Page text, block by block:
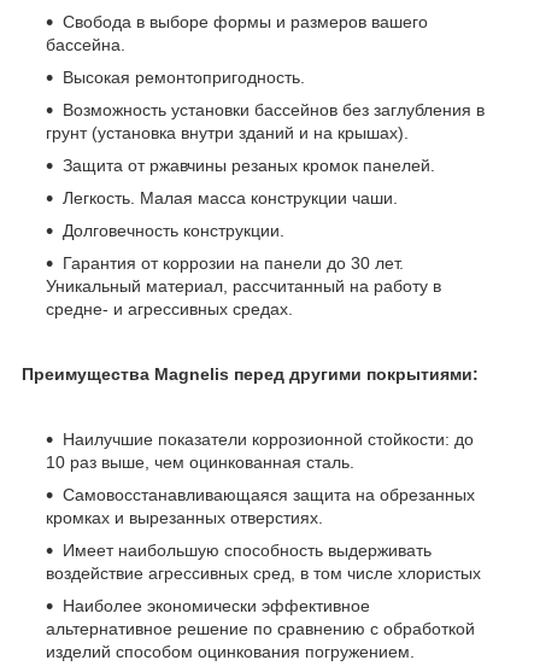
Свобода в выборе формы и размеров вашего
бассейна.
Высокая ремонтопригодность.
Возможность установки бассейнов без заглубления в
грунт (установка внутри зданий и на крышах).
Защита от ржавчины резаных кромок панелей.
Легкость. Малая масса конструкции чаши.
Долговечность конструкции.
Гарантия от коррозии на панели до 30 лет.
Уникальный материал, рассчитанный на работу в
средне- и агрессивных средах.
Преимущества Magnelis перед другими покрытиями:
Наилучшие показатели коррозионной стойкости: до
10 раз выше, чем оцинкованная сталь.
Самовосстанавливающаяся защита на обрезанных
кромках и вырезанных отверстиях.
Имеет наибольшую способность выдерживать
воздействие агрессивных сред, в том числе хлористых
Наиболее экономически эффективное
альтернативное решение по сравнению с обработкой
изделий способом оцинкования погружением.